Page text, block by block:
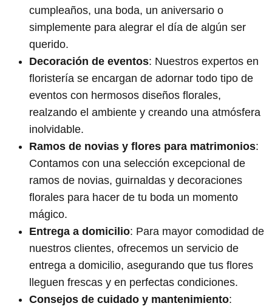
cumpleaños, una boda, un aniversario o
simplemente para alegrar el día de algún ser
querido.
Decoración de eventos: Nuestros expertos en
floristería se encargan de adornar todo tipo de
eventos con hermosos diseños florales,
realzando el ambiente y creando una atmósfera
inolvidable.
Ramos de novias y flores para matrimonios:
Contamos con una selección excepcional de
ramos de novias, guirnaldas y decoraciones
florales para hacer de tu boda un momento
mágico.
Entrega a domicilio: Para mayor comodidad de
nuestros clientes, ofrecemos un servicio de
entrega a domicilio, asegurando que tus flores
lleguen frescas y en perfectas condiciones.
Consejos de cuidado y mantenimiento: